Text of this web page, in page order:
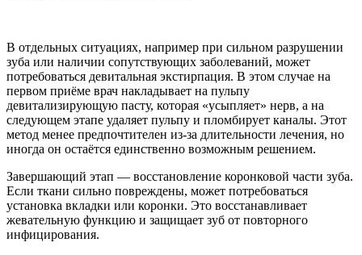
В отдельных ситуациях, например при сильном разрушении
зуба или наличии сопутствующих заболеваний, может
потребоваться девитальная экстирпация. В этом случае на
первом приёме врач накладывает на пульпу
девитализирующую пасту, которая «усыпляет» нерв, а на
следующем этапе удаляет пульпу и пломбирует каналы. Этот
метод менее предпочтителен из-за длительности лечения, но
иногда он остаётся единственно возможным решением.
Завершающий этап — восстановление коронковой части зуба.
Если ткани сильно повреждены, может потребоваться
установка вкладки или коронки. Это восстанавливает
жевательную функцию и защищает зуб от повторного
инфицирования.